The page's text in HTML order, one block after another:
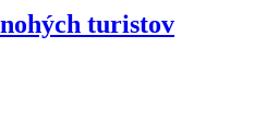
turistov